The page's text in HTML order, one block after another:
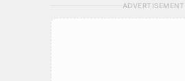
受读者喜爱。她目前为 GIRLSTYLE
文字，让读者们获得丰富的资讯，充实
ADVERTISEMENT